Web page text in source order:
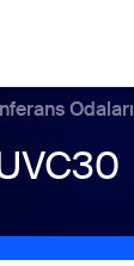
Odaları